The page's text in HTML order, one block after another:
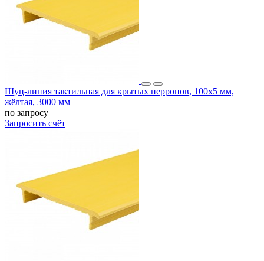
Шуц-линия тактильная для крытых перронов, 100x5 мм,
жёлтая, 3000 мм
по запросу
Запросить счёт